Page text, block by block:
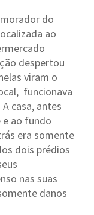
do
ao
despertou
viram o
funcionava
casa, antes
ao fundo
era somente
dois prédios
nas suas
danos